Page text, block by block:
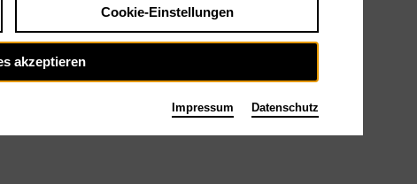
Cookie-Einstellungen
akzeptieren
Impressum Datenschutz